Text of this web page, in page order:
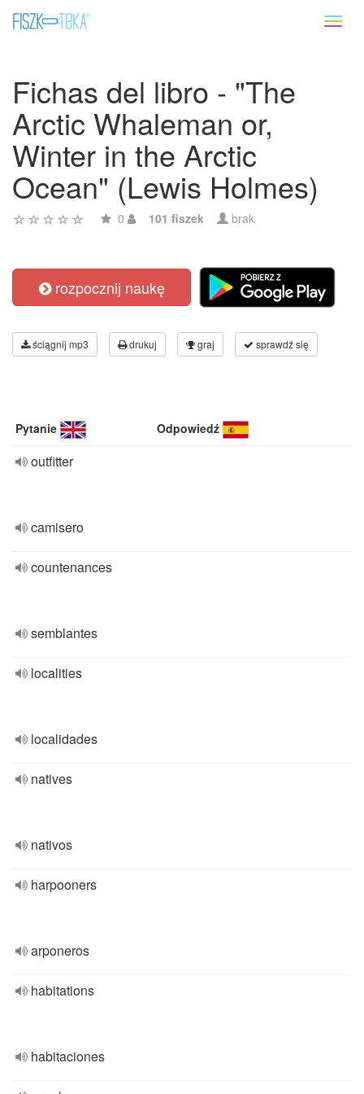
Fichas del libro - "The
Arctic Whaleman or,
Winter in the Arctic
Ocean" (Lewis Holmes)
0 101 fiszek brak
rozpocznij naukę
ściągnij mp3 drukuj graj sprawdź się
Pytanie Odpowiedź
outfitter
camisero
countenances
semblantes
localities
localidades
natives
nativos
harpooners
arponeros
habitations
habitaciones